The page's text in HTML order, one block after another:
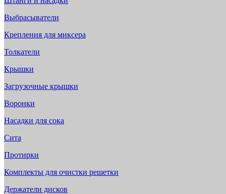
Выбрасыватели
Крепления для миксера
Толкатели
Крышки
Загрузочные крышки
Воронки
Насадки для сока
Сита
Протирки
Комплекты для очистки решетки
Держатели дисков